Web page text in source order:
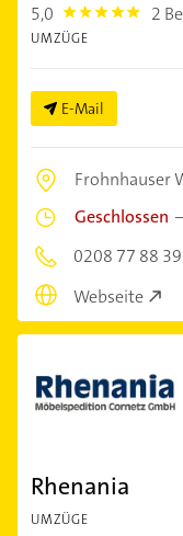
5,0 5.0 2
UMZÜGE
E-Mail
Frohnhauser
Geschlossen
0208 77 88
Webseite
Rhenania
UMZÜGE